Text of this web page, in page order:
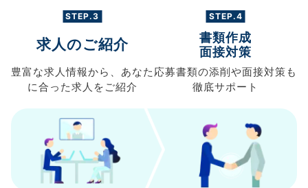
STEP.3
求人のご紹介
豊富な求人情報から、 あなた
に合った求人を ご紹介
STEP.4
書類作成
面接対策
応募書類の添削や面接対策も
徹底サポート